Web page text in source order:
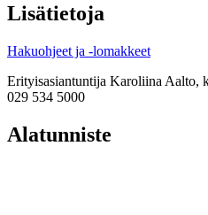
Lisätietoja
Hakuohjeet ja -lomakkeet
Erityisasiantuntija Karoliina Aalto,
029 534 5000
Alatunniste